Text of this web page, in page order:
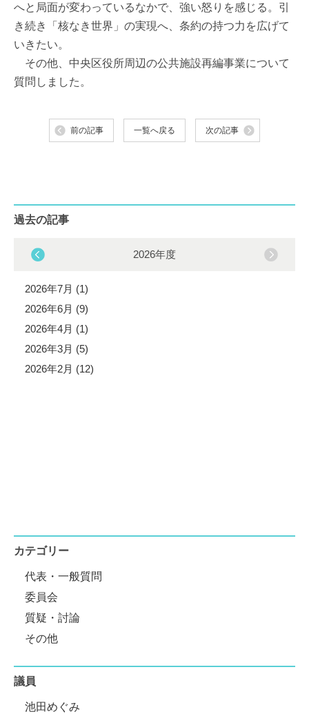
へと局面が変わっているなかで、強い怒りを感じる。引
き続き「核なき世界」の実現へ、条約の持つ力を広げて
いきたい。
その他、中央区役所周辺の公共施設再編事業について
質問しました。
前の記事 一覧へ戻る 次の記事
過去の記事
2026年度
2026年7月 (1)
2026年6月 (9)
2026年4月 (1)
2026年3月 (5)
2026年2月 (12)
カテゴリー
代表・一般質問
委員会
質疑・討論
その他
議員
池田めぐみ